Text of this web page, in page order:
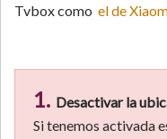
Tvbox como el de
1. Desactivar la
Si tenemos activada